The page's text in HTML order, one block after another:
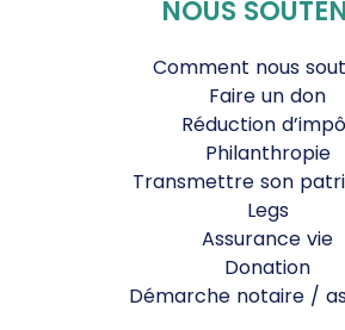
NOUS
Comment nous
Faire un don
Réduction
Philanthropie
Transmettre son
Legs
Assurance vie
Donation
Démarche notaire /